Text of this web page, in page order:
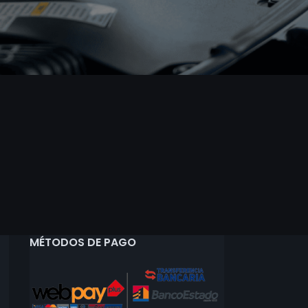
MÉTODOS DE PAGO